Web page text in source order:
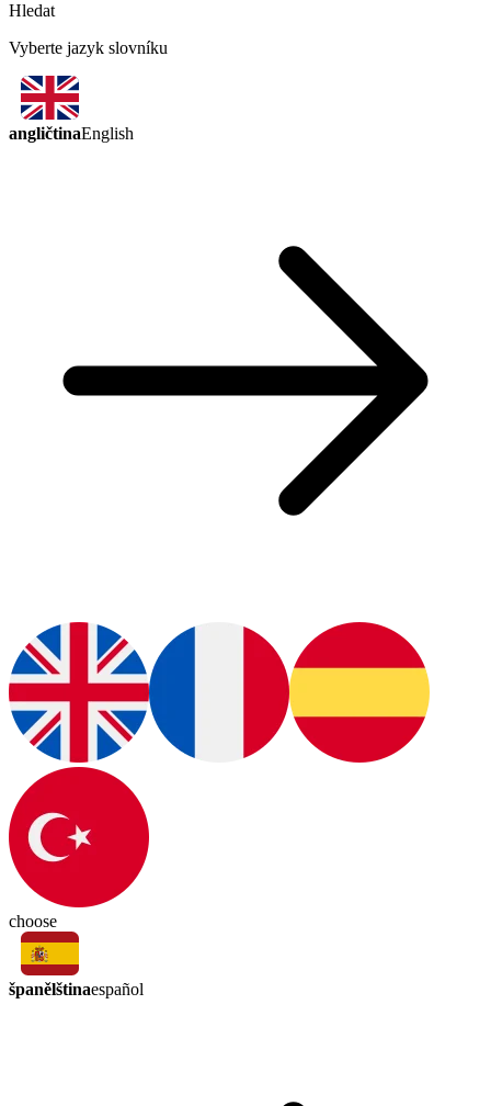
Hledat
Vyberte jazyk slovníku
angličtinaEnglish
choose
španělštinaespañol